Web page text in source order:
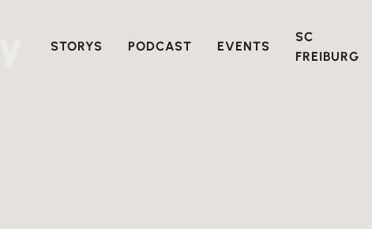
STORYS PODCAST EVENTS
SC
FREIBURG